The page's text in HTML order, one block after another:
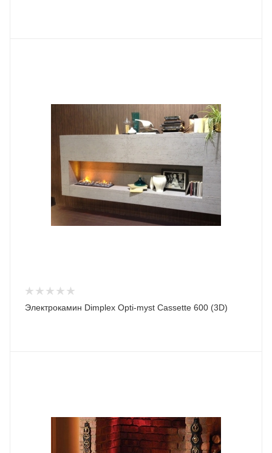
Электрокамин Dimplex Opti-myst Cassette 600 (3D)